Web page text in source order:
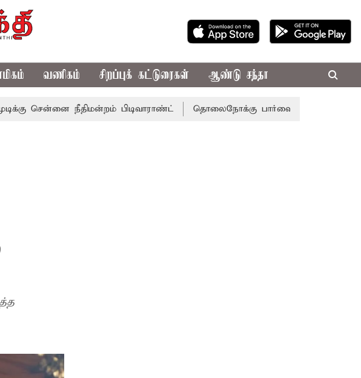
வணிகம் சிறப்புக் கட்டுரைகள் ஆண்டு சந்தா
நீதிமன்றம் பிடிவாராண்ட் தொலைநோக்கு பார்வையுடன் கூடிய வேளாண்